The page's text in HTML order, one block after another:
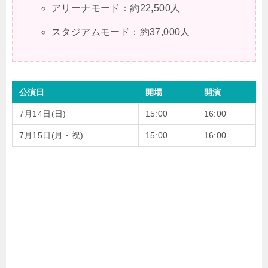
アリーナモード：約22,500人
スタジアムモード：約37,000人
公演日 開場 開演
7月14日(日) 15:00 16:00
7月15日(月・祝) 15:00 16:00